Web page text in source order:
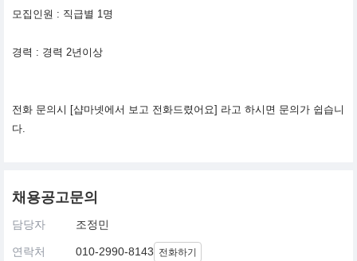
모집인원 : 직급별 1명
경력 : 경력 2년이상
전화 문의시 [샵마넷에서 보고 전화드렸어요] 라고 하시면 문의가 쉽습니
다.
채용공고문의
담당자 조정민
연락처 010-2990-8143 전화하기